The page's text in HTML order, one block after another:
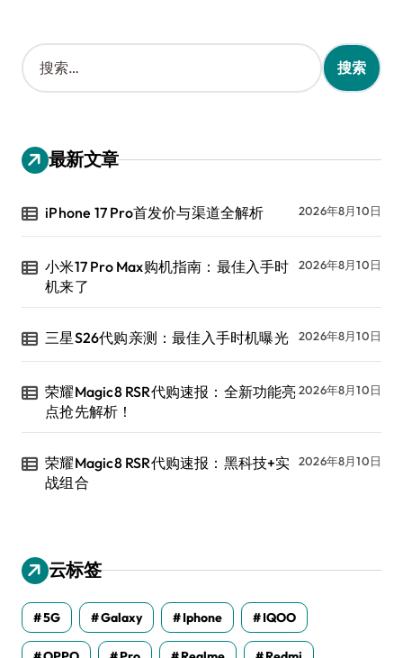
搜
索
：
最新文章
iPhone 17 Pro首发价与渠道全解析 2026年8月10日
小米17 Pro Max购机指南：最佳入手时
机来了
2026年8月10日
三星S26代购亲测：最佳入手时机曝光 2026年8月10日
荣耀Magic8 RSR代购速报：全新功能亮
点抢先解析！
2026年8月10日
荣耀Magic8 RSR代购速报：黑科技+实
战组合
2026年8月10日
云标签
5G Galaxy Iphone IQOO